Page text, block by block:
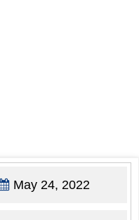
May 24, 2022